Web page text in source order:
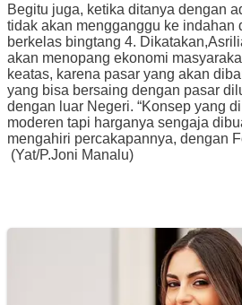
Begitu juga, ketika ditanya dengan
tidak akan mengganggu ke indahan
berkelas bingtang 4.
akan menopang ekonomi
keatas, karena pasar yang akan
yang bisa bersaing dengan pasar
dengan luar Negeri. “Konsep yang
moderen tapi harganya sengaja
mengahiri percakapannya, dengan
(Yat/P.Joni Manalu)